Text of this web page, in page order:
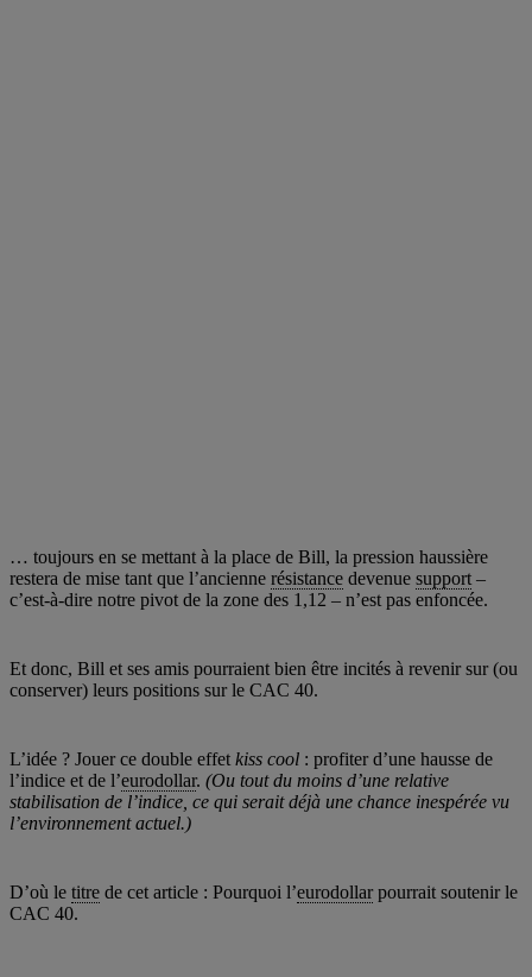
… toujours en se mettant à la place de Bill, la pression haussière
restera de mise tant que l’ancienne résistance devenue support –
c’est-à-dire notre pivot de la zone des 1,12 – n’est pas enfoncée.
Et donc, Bill et ses amis pourraient bien être incités à revenir sur (ou
conserver) leurs positions sur le CAC 40.
L’idée ? Jouer ce double effet kiss cool : profiter d’une hausse de
l’indice et de l’eurodollar. (Ou tout du moins d’une relative
stabilisation de l’indice, ce qui serait déjà une chance inespérée vu
l’environnement actuel.)
D’où le titre de cet article : Pourquoi l’eurodollarpourrait soutenir le
CAC 40.